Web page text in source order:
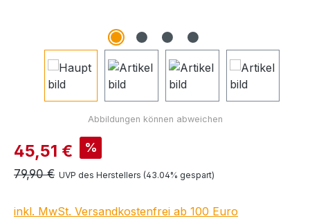
Verkaufspreis:
45,51 € %
Regulärer Preis:
79,90 € UVP des Herstellers (43.04% gespart)
inkl. MwSt. Versandkostenfrei ab 100 Euro